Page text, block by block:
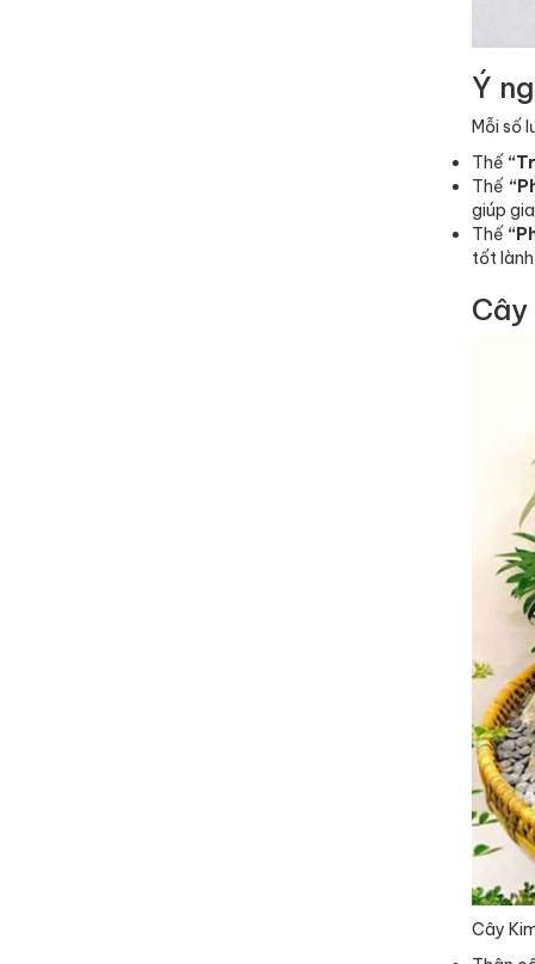
Ý
Mỗi số
Thế
Thế
giúp
Thế
tốt
Cây